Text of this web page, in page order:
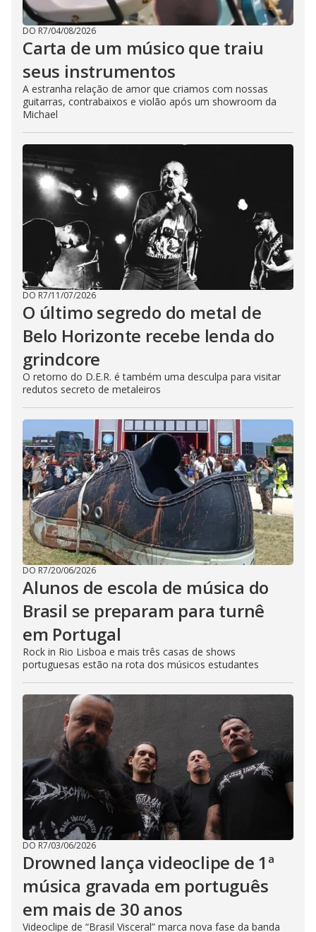
DO R7/04/08/2026
Carta de um músico que traiu
seus instrumentos
A estranha relação de amor que criamos com nossas
guitarras, contrabaixos e violão após um showroom da
Michael
DO R7/11/07/2026
O último segredo do metal de
Belo Horizonte recebe lenda do
grindcore
O retorno do D.E.R. é também uma desculpa para visitar
redutos secreto de metaleiros
DO R7/20/06/2026
Alunos de escola de música do
Brasil se preparam para turnê
em Portugal
Rock in Rio Lisboa e mais três casas de shows
portuguesas estão na rota dos músicos estudantes
DO R7/03/06/2026
Drowned lança videoclipe de 1ª
música gravada em português
em mais de 30 anos
Videoclipe de “Brasil Visceral” marca nova fase da banda